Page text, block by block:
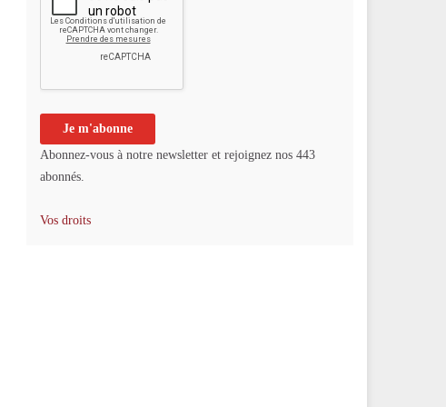
Abonnez-vous à notre newsletter et rejoignez nos 443
abonnés.
Vos droits